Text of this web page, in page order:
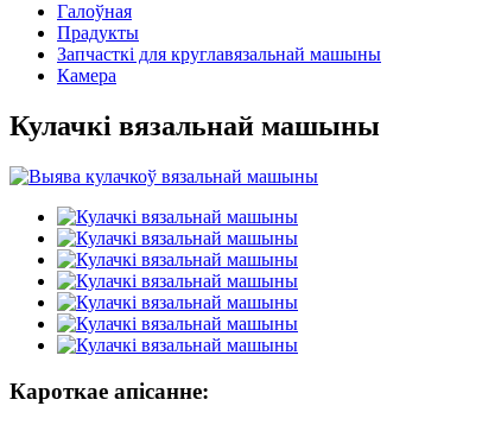
Галоўная
Прадукты
Запчасткі для круглавязальнай машыны
Камера
Кулачкі вязальнай машыны
Кароткае апісанне: